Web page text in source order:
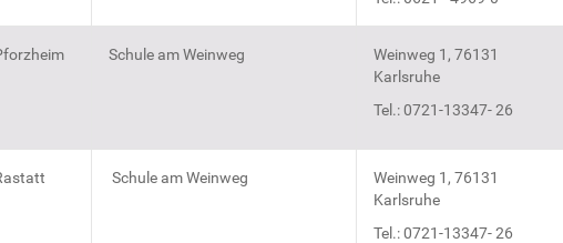
Schule am Weinweg
Weinweg 1, 76131
Karlsruhe
Tel.: 0721-13347- 26
Schule am Weinweg
Weinweg 1, 76131
Karlsruhe
Tel.: 0721-13347- 26